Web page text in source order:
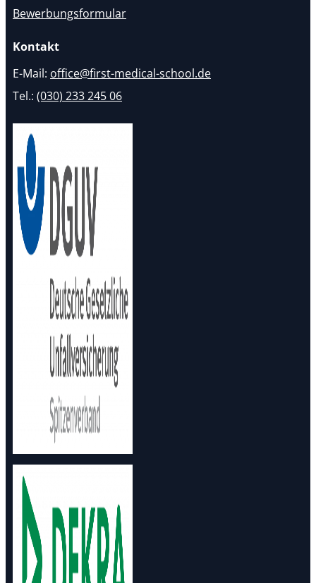
Bewerbungsformular
Kontakt
E-Mail: office@first-medical-school.de
Tel.: (030) 233 245 06